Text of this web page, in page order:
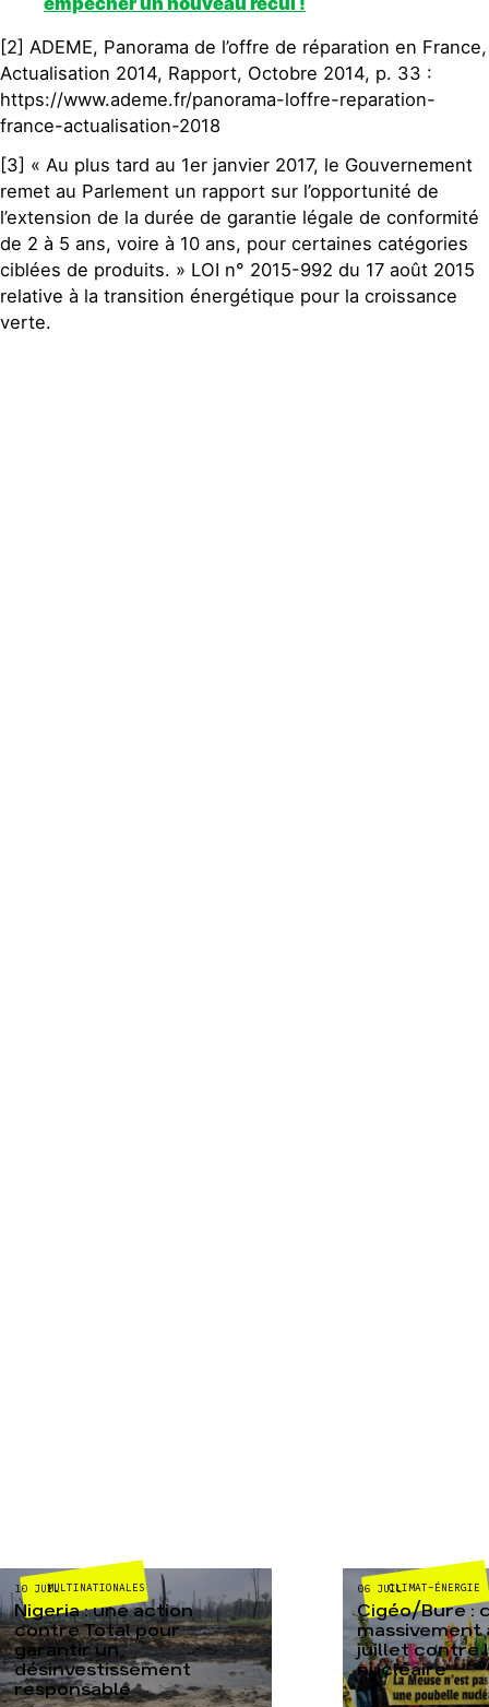
[2] ADEME, Panorama de l’offre de réparation en France,
Actualisation 2014, Rapport, Octobre 2014, p. 33 :
https://www.ademe.fr/panorama-loffre-reparation-
france-actualisation-2018
[3] « Au plus tard au 1er janvier 2017, le Gouvernement
remet au Parlement un rapport sur l’opportunité de
l’extension de la durée de garantie légale de conformité
de 2 à 5 ans, voire à 10 ans, pour certaines catégories
ciblées de produits. » LOI n° 2015-992 du 17 août 2015
relative à la transition énergétique pour la croissance
verte.
MULTINATIONALES
10 JUIL
Nigeria : une action
contre Total pour
garantir un
désinvestissement
responsable
CLIMAT-ÉNERGIE
06 JUIL
Cigéo/Bure :
massivement
juillet contre
nucléaire